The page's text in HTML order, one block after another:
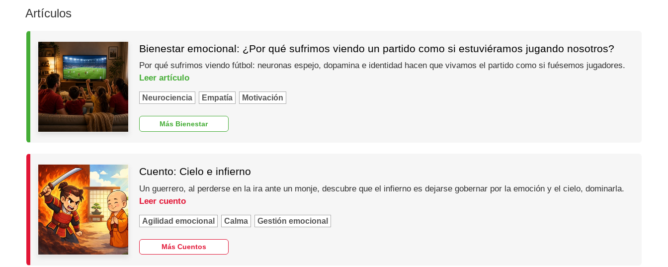
Artículos
Bienestar emocional: ¿Por qué sufrimos viendo un partido como si estuviéramos jugando nosotros?
Por qué sufrimos viendo fútbol: neuronas espejo, dopamina e identidad hacen que vivamos el partido como si fuésemos jugadores.
Leer artículo
Neurociencia Empatía Motivación
Más Bienestar
Cuento: Cielo e infierno
Un guerrero, al perderse en la ira ante un monje, descubre que el infierno es dejarse gobernar por la emoción y el cielo, dominarla.
Leer cuento
Agilidad emocional Calma Gestión emocional
Más Cuentos